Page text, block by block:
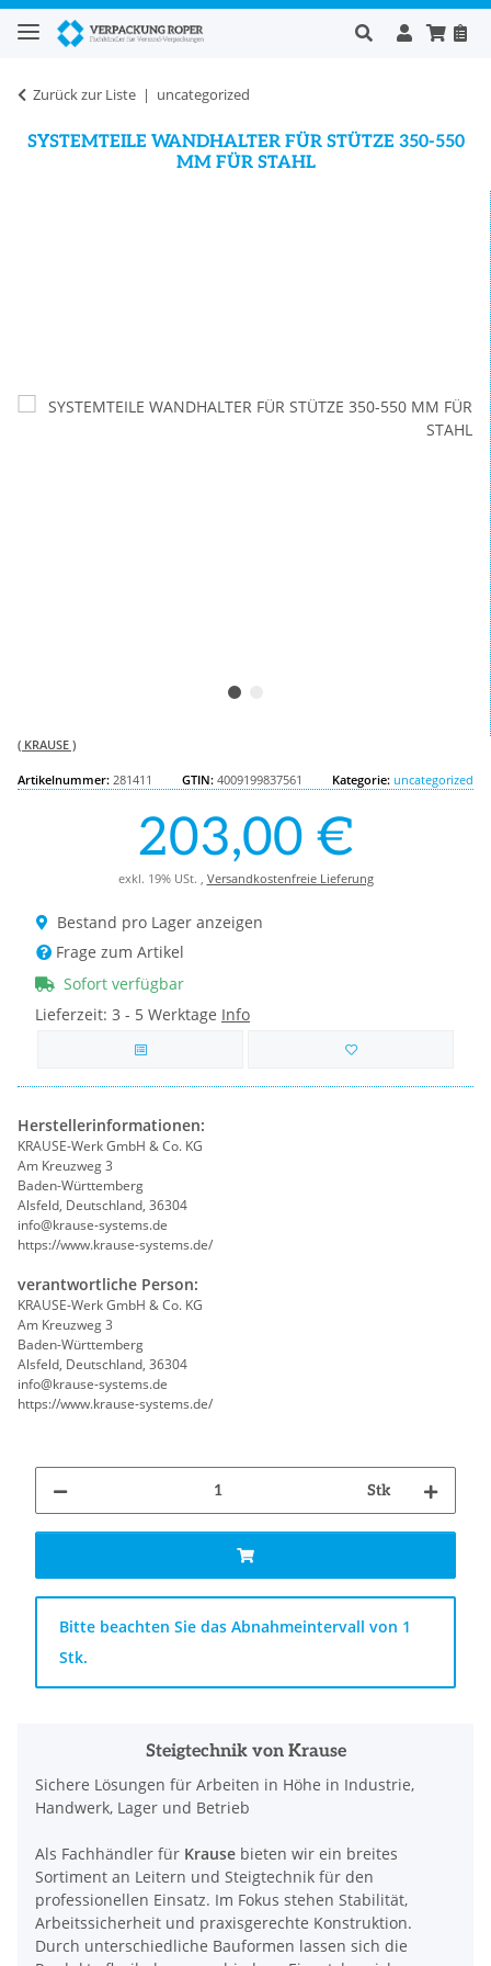
Zurück zur Liste uncategorized
SYSTEMTEILE WANDHALTER FÜR STÜTZE 350-550
MM FÜR STAHL
( KRAUSE )
Artikelnummer: 281411 GTIN: 4009199837561 Kategorie: uncategorized
203,00 €
exkl. 19% USt. , Versandkostenfreie Lieferung
Bestand pro Lager anzeigen
Frage zum Artikel
Sofort verfügbar
Lieferzeit: 3 - 5 Werktage Info
Herstellerinformationen:
KRAUSE-Werk GmbH & Co. KG
Am Kreuzweg 3
Baden-Württemberg
Alsfeld, Deutschland, 36304
info@krause-systems.de
https://www.krause-systems.de/
verantwortliche Person:
KRAUSE-Werk GmbH & Co. KG
Am Kreuzweg 3
Baden-Württemberg
Alsfeld, Deutschland, 36304
info@krause-systems.de
https://www.krause-systems.de/
Stk
x
Bitte beachten Sie das Abnahmeintervall von 1
Stk.
Steigtechnik von Krause
Sichere Lösungen für Arbeiten in Höhe in Industrie,
Handwerk, Lager und Betrieb
Als Fachhändler für Krause bieten wir ein breites
Sortiment an Leitern und Steigtechnik für den
professionellen Einsatz. Im Fokus stehen Stabilität,
Arbeitssicherheit und praxisgerechte Konstruktion.
Durch unterschiedliche Bauformen lassen sich die